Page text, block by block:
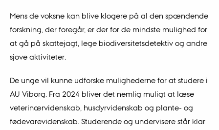
Mens de voksne kan blive klogere på al den spændende
forskning, der foregår, er der for de mindste mulighed for
at gå på skattejagt, lege biodiversitetsdetektiv og andre
sjove aktiviteter.
De unge vil kunne udforske mulighederne for at studere i
AU Viborg. Fra 2024 bliver det nemlig muligt at læse
veterinærvidenskab, husdyrvidenskab og plante- og
fødevarevidenskab. Studerende og undervisere står klar